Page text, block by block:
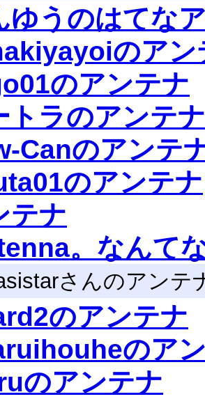
ゆうのはてな
のアン
のアンテナ
トラのアンテナ
Canのアンテ
のアンテナ
テナ
。なんて
さんのアンテ
のアンテナ
のア
のアンテナ